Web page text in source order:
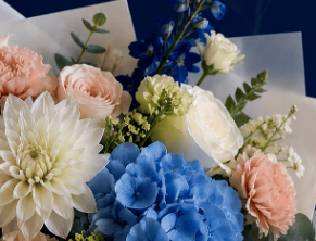
, кустовая хризантема, Роза
кустовая, нерине , эвкалипт, маттиола